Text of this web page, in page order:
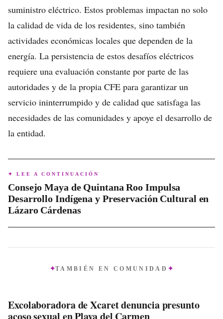
suministro eléctrico. Estos problemas impactan no solo
la calidad de vida de los residentes, sino también
actividades económicas locales que dependen de la
energía. La persistencia de estos desafíos eléctricos
requiere una evaluación constante por parte de las
autoridades y de la propia CFE para garantizar un
servicio ininterrumpido y de calidad que satisfaga las
necesidades de las comunidades y apoye el desarrollo de
la entidad.
✦ LEE A CONTINUACIÓN
Consejo Maya de Quintana Roo Impulsa
Desarrollo Indígena y Preservación Cultural en
Lázaro Cárdenas
TAMBIÉN EN COMUNIDAD
Excolaboradora de Xcaret denuncia presunto